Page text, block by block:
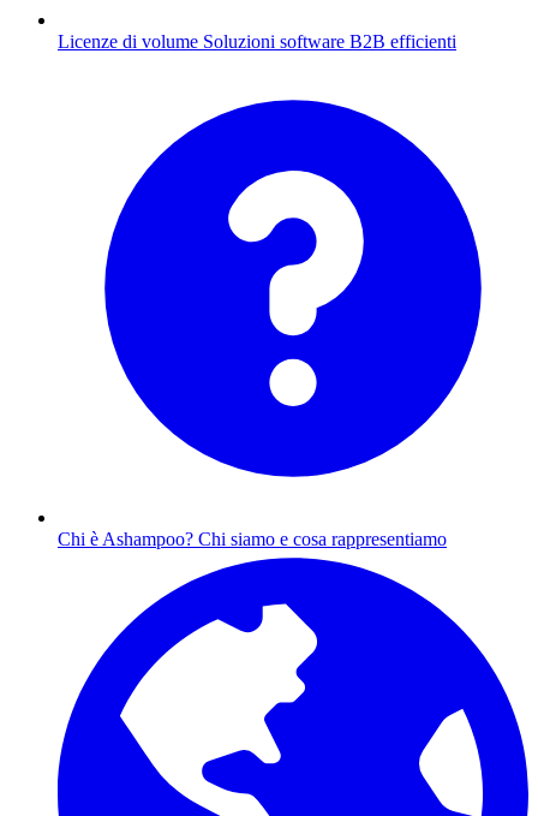
Licenze di volume Soluzioni software B2B efficienti
Chi è Ashampoo? Chi siamo e cosa rappresentiamo